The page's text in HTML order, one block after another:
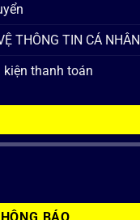
THÔNG TIN CÁ NHÂN
thanh toán